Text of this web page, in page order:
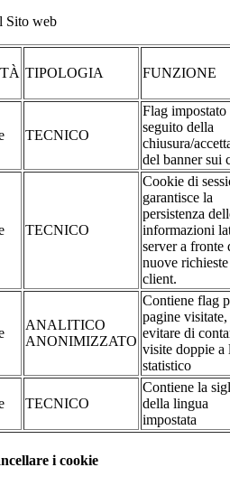
Sito web
TIPOLOGIA FUNZIONE
TECNICO
Flag impostato
seguito della
chiusura/
del banner sui
TECNICO
Cookie di
garantisce la
persistenza
informazioni
server a fronte
nuove
client.
ANALITICO
ANONIMIZZATO
Contiene flag
pagine visitate,
evitare di
visite doppie a
statistico
TECNICO
Contiene la
della lingua
impostata
i cookie